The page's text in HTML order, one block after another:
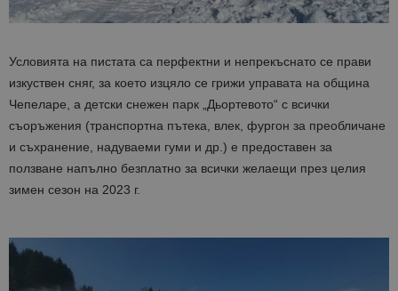
Условията на пистата са перфектни и непрекъснато се прави
изкуствен сняг, за което изцяло се грижи управата на община
Чепеларе, а детски снежен парк „Дьортевото“ с всички
съоръжения (транспортна пътека, влек, фургон за преобличане
и съхранение, надуваеми гуми и др.) е предоставен за
ползване напълно безплатно за всички желаещи през целия
зимен сезон на 2023 г.